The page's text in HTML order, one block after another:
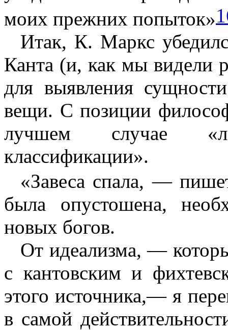
моих прежних попыток»
Итак, К. Маркс
Канта (и, как мы видели
для выявления
вещи. С позиции
лучшем случае
классификации».
«Завеса спала, —
была опустошена,
новых богов.
От идеализма, —
с кантовским и
этого источника,— я
в самой